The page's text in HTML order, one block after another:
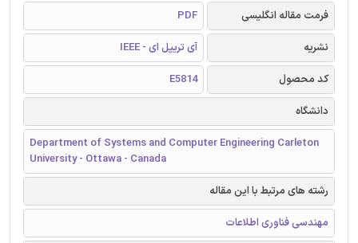
فرمت مقاله انگلیسی
PDF
نشریه
آی تریپل ای - IEEE
کد محصول
E5814
دانشگاه
Department of Systems and Computer Engineering Carleton
University - Ottawa - Canada
رشته های مرتبط با این مقاله
مهندسی فناوری اطلاعات